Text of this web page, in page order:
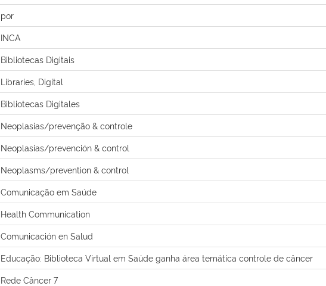
por
INCA
Bibliotecas Digitais
Libraries, Digital
Bibliotecas Digitales
Neoplasias/prevenção & controle
Neoplasias/prevención & control
Neoplasms/prevention & control
Comunicação em Saúde
Health Communication
Comunicación en Salud
Educação: Biblioteca Virtual em Saúde ganha área temática controle de câncer
Rede Câncer 7